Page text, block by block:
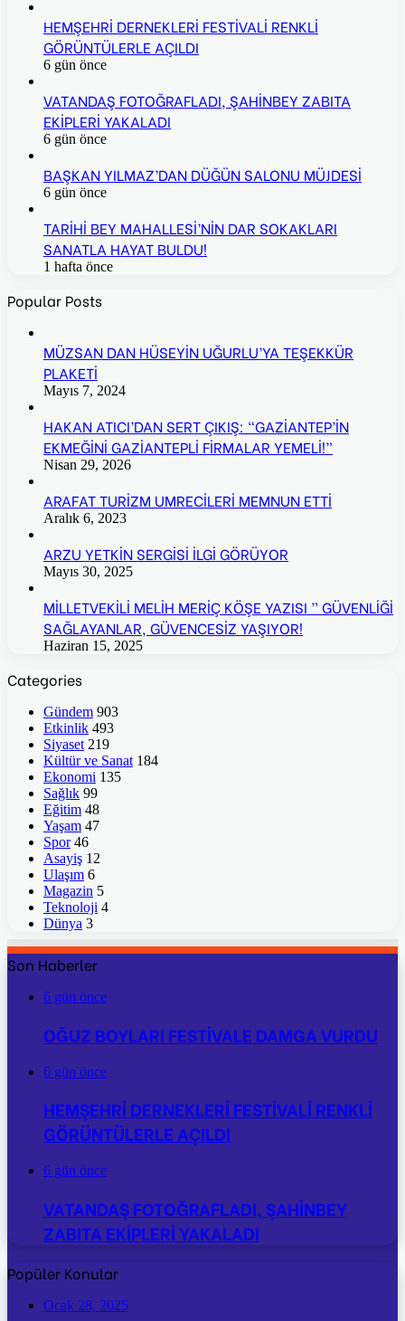
HEMŞEHRİ DERNEKLERİ FESTİVALİ RENKLİ
GÖRÜNTÜLERLE AÇILDI
6 gün önce
VATANDAŞ FOTOĞRAFLADI, ŞAHİNBEY ZABITA
EKİPLERİ YAKALADI
6 gün önce
BAŞKAN YILMAZ’DAN DÜĞÜN SALONU MÜJDESİ
6 gün önce
TARİHİ BEY MAHALLESİ’NİN DAR SOKAKLARI
SANATLA HAYAT BULDU!
1 hafta önce
Popular Posts
MÜZSAN DAN HÜSEYİN UĞURLU’YA TEŞEKKÜR
PLAKETİ
Mayıs 7, 2024
HAKAN ATICI’DAN SERT ÇIKIŞ: “GAZİANTEP’İN
EKMEĞİNİ GAZİANTEPLİ FİRMALAR YEMELİ!”
Nisan 29, 2026
ARAFAT TURİZM UMRECİLERİ MEMNUN ETTİ
Aralık 6, 2023
ARZU YETKİN SERGİSİ İLGİ GÖRÜYOR
Mayıs 30, 2025
MİLLETVEKİLİ MELİH MERİÇ KÖŞE YAZISI ” GÜVENLİĞİ
SAĞLAYANLAR, GÜVENCESİZ YAŞIYOR!
Haziran 15, 2025
Categories
Gündem 903
Etkinlik 493
Siyaset 219
Kültür ve Sanat 184
Ekonomi 135
Sağlık 99
Eğitim 48
Yaşam 47
Spor 46
Asayiş 12
Ulaşım 6
Magazin 5
Teknoloji 4
Dünya 3
Son Haberler
6 gün önce
OĞUZ BOYLARI FESTİVALE DAMGA VURDU
6 gün önce
HEMŞEHRİ DERNEKLERİ FESTİVALİ RENKLİ
GÖRÜNTÜLERLE AÇILDI
6 gün önce
VATANDAŞ FOTOĞRAFLADI, ŞAHİNBEY
ZABITA EKİPLERİ YAKALADI
Popüler Konular
Ocak 28, 2025